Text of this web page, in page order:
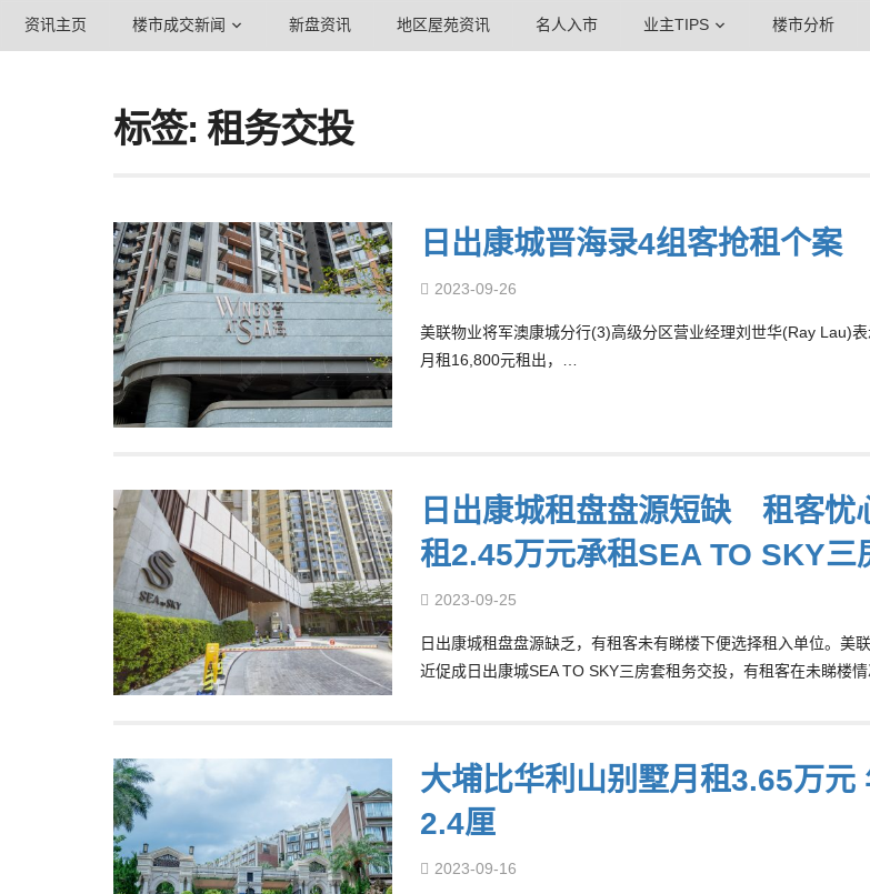
资讯主页 楼市成交新闻 新盘资讯 地区屋苑资讯 名人入市 业主TIPS 楼市分析
标签: 租务交投
日出康城晋海录4组客抢租个
2023-09-26
美联物业将军澳康城分行(3)高级分区营业经理刘世华(Ray Lau)
月租16,800元租出，…
日出康城租盘盘源短缺 租客忧
租2.45万元承租SEA TO SKY三
2023-09-25
日出康城租盘盘源缺乏，有租客未有睇楼下便选择租入单位。
近促成日出康城SEA TO SKY三房套租务交投，有租客在未睇楼
大埔比华利山别墅月租3.65万
2.4厘
2023-09-16